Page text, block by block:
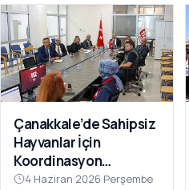
Çanakkale’de Sahipsiz
Hayvanlar İçin
Koordinasyon
Toplantısı Düzenlendi
4 Haziran 2026 Perşembe